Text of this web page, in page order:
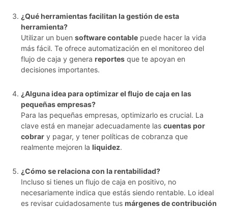
¿Qué herramientas facilitan la gestión de esta
herramienta?
Utilizar un buen software contable puede hacer la vida
más fácil. Te ofrece automatización en el monitoreo del
flujo de caja y genera reportes que te apoyan en
decisiones importantes.
¿Alguna idea para optimizar el flujo de caja en las
pequeñas empresas?
Para las pequeñas empresas, optimizarlo es crucial. La
clave está en manejar adecuadamente las cuentas por
cobrar y pagar, y tener políticas de cobranza que
realmente mejoren la liquidez.
¿Cómo se relaciona con la rentabilidad?
Incluso si tienes un flujo de caja en positivo, no
necesariamente indica que estás siendo rentable. Lo ideal
es revisar cuidadosamente tus márgenes de contribución